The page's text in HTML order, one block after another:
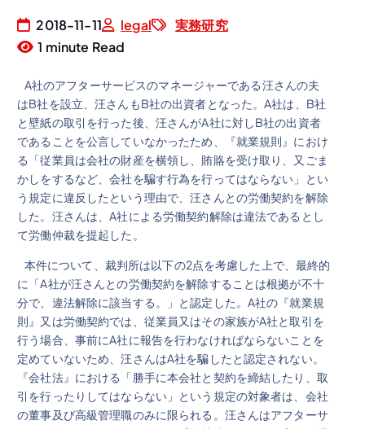
2018-11-11 legal
実務研究
1 minute Read
A社のアフターサービスのマネージャーである汪さんの夫
はB社を設立、汪さんもB社の出資者となった。A社は、B社
と壁紙の取引を行った後、汪さんがA社に対しB社の出資者
であることを公言していなかったため、『就業規則』におけ
る「従業員は会社の財産を横領し、賄賂を受け取り、又ごま
かしをするなど、会社を騙す行為を行ってはならない」とい
う規定に違反したという理由で、汪さんとの労働契約を解除
した。汪さんは、A社による労働契約解除は違法であるとし
て労働仲裁を提起した。
本件について、裁判所は以下の2点を考慮した上で、最終的
に「A社が汪さんとの労働契約を解除することは根拠が不十
分で、違法解除に該当する。」と認定した。A社の『就業規
則』又は労働契約では、従業員又はその家族がA社と取引を
行う場合、事前にA社に報告を行わなければならないことを
定めていないため、汪さんはA社を騙したと認定されない。
『会社法』における「勝手に本会社と契約を締結したり、取
引を行ったりしてはならない」という規定の対象者は、会社
の董事及び高級管理職のみに限られる。汪さんはアフターサ